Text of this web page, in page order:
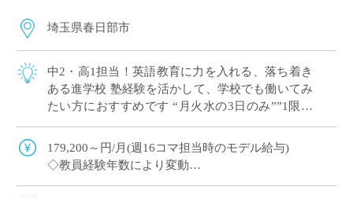
埼玉県春日部市
中2・高1担当！英語教育に力を入れる、落ち着き
ある進学校 塾経験を活かして、学校でも働いてみ
たい方におすすめです “月火水の3日のみ””1限な
179,200～円/月(週16コマ担当時のモデル給与)
◇教員経験年数により変動